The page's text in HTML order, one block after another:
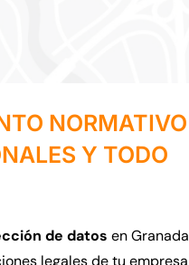
NORMATIVO
Y TODO
de datos en Granada
legales de tu empresa